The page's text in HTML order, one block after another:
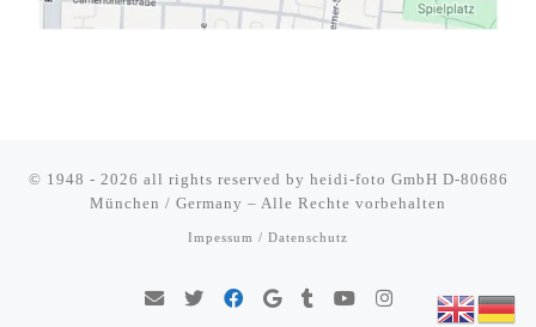
© 1948 - 2026 all rights reserved by heidi-foto GmbH D-80686
München / Germany – Alle Rechte vorbehalten
Impessum / Datenschutz